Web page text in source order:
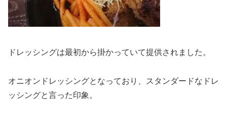
ドレッシングは最初から掛かっていて提供されました。
オニオンドレッシングとなっており、スタンダードなドレ
ッシングと言った印象。